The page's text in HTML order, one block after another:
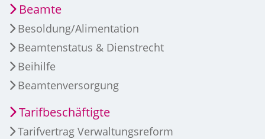
Beamte
Besoldung/Alimentation
Beamtenstatus & Dienstrecht
Beihilfe
Beamtenversorgung
Tarifbeschäftigte
Tarifvertrag Verwaltungsreform